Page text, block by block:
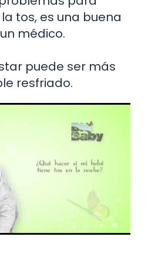
tos, es una buena
médico.
puede ser más
resfriado.